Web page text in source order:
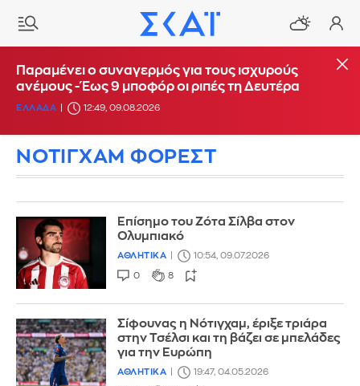
Παραμένει ο συναγερμός για τους ισχυρούς
ανέμους - Έως 9 μποφόρ οι ριπές τη Δευτέρα
ΕΛΛΑΔΑ 12:49, 09.08.2026
ΝΟΤΙΓΧΑΜ ΦΟΡΕΣΤ
Επίσημο του Ζότα Σίλβα στον
Ολυμπιακό
ΑΘΛΗΤΙΚΑ 10:54, 09.07.2026
0 8
Σίφουνας η Νότιγχαμ, έριξε τριάρα
στην Τσέλσι και τη βάζει σε μπελάδες
για την Ευρώπη
ΑΘΛΗΤΙΚΑ 19:47, 04.05.2026